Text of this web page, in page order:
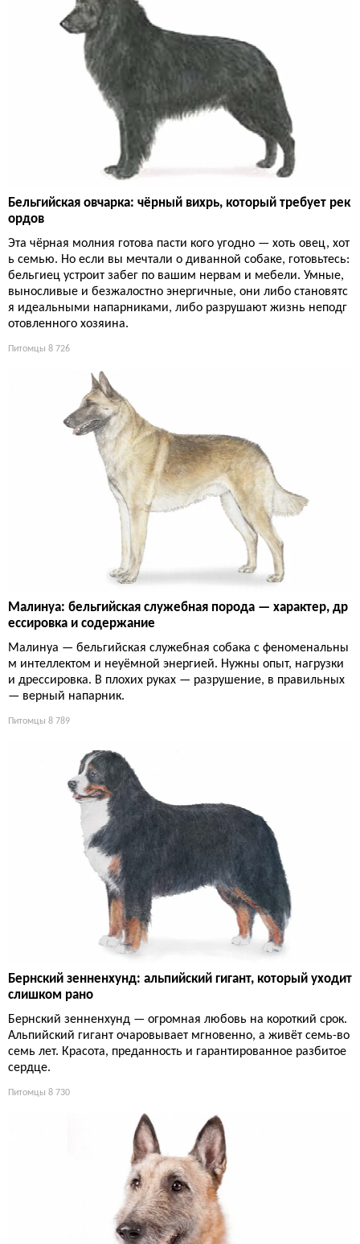
Бельгийская овчарка: чёрный вихрь, который требует рек
ордов
Эта чёрная молния готова пасти кого угодно — хоть овец, хот
ь семью. Но если вы мечтали о диванной собаке, готовьтесь:
бельгиец устроит забег по вашим нервам и мебели. Умные,
выносливые и безжалостно энергичные, они либо становятс
я идеальными напарниками, либо разрушают жизнь неподг
отовленного хозяина.
Питомцы 8 726
Малинуа: бельгийская служебная порода — характер, др
ессировка и содержание
Малинуа — бельгийская служебная собака с феноменальны
м интеллектом и неуёмной энергией. Нужны опыт, нагрузки
и дрессировка. В плохих руках — разрушение, в правильных
— верный напарник.
Питомцы 8 789
Бернский зенненхунд: альпийский гигант, который уходит
слишком рано
Бернский зенненхунд — огромная любовь на короткий срок.
Альпийский гигант очаровывает мгновенно, а живёт семь-во
семь лет. Красота, преданность и гарантированное разбитое
сердце.
Питомцы 8 730